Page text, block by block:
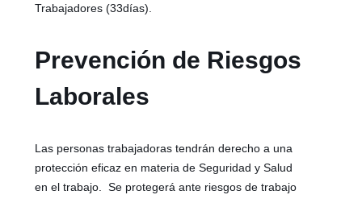
Trabajadores (33días).
Prevención de Riesgos
Laborales
Las personas trabajadoras tendrán derecho a una
protección eficaz en materia de Seguridad y Salud
en el trabajo. Se protegerá ante riesgos de trabajo